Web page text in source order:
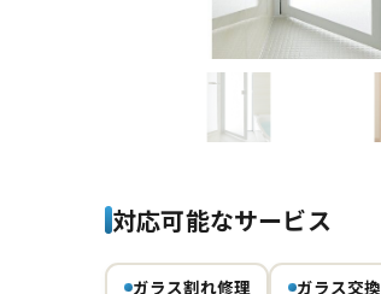
対応可能なサービス
ガラス割れ修理 ガラス交換